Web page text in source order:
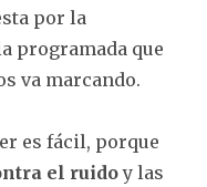
por la
programada que
va marcando.
es fácil, porque
el ruidoy las